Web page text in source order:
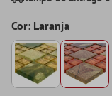
Cor: Laranja